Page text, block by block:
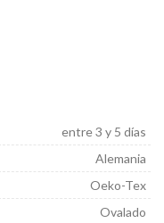
entre 3 y 5 días
Alemania
Oeko-Tex
Ovalado